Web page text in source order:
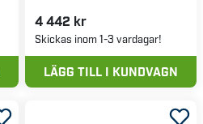
4 442 kr
Skickas inom 1-3 vardagar!
LÄGG TILL I KUNDVAGN